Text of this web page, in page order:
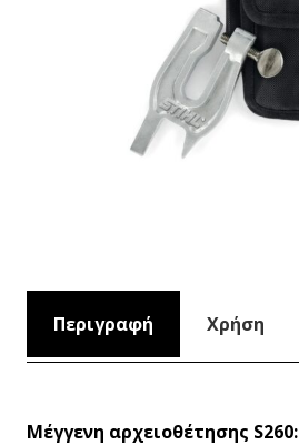
Περιγραφή Χρήση
Μέγγενη αρχειοθέτησης S260: